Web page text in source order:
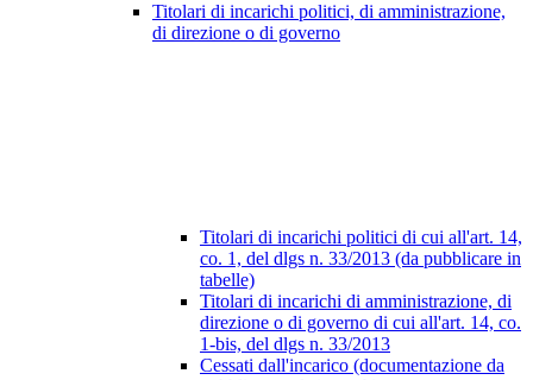
Titolari di incarichi politici, di amministrazione,
di direzione o di governo
Titolari di incarichi politici di cui all'art. 14,
co. 1, del dlgs n. 33/2013 (da pubblicare in
tabelle)
Titolari di incarichi di amministrazione, di
direzione o di governo di cui all'art. 14, co.
1-bis, del dlgs n. 33/2013
Cessati dall'incarico (documentazione da